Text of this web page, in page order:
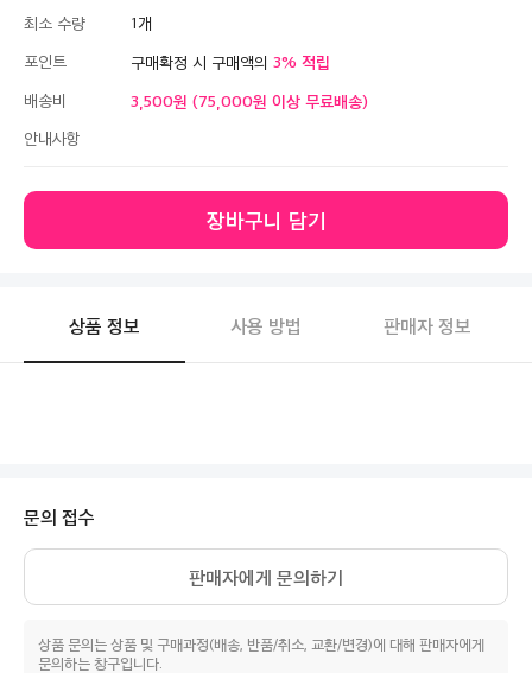
최소 수량
1
포인트
구매확정 시 구매액의 3
배송비 3,500원 (75,000원 이상 무료배송)
안내사항
장바구니 담기
상품 정보 사용 방법 판매자 정보
문의 접수
판매자에게 문의하기
상품 문의는 상품 및 구매과정(배송, 반품/취소, 교환/변경)에 대해 판매자에게
문의하는 창구입니다.